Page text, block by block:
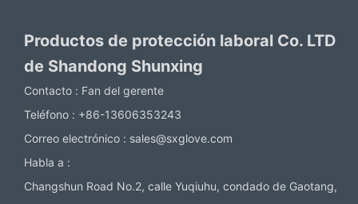
Productos de protección laboral Co. LTD
de Shandong Shunxing
Contacto : Fan del gerente
Teléfono : +86-13606353243
Correo electrónico : sales@sxglove.com
Habla a :
Changshun Road No.2, calle Yuqiuhu, condado de Gaotang,